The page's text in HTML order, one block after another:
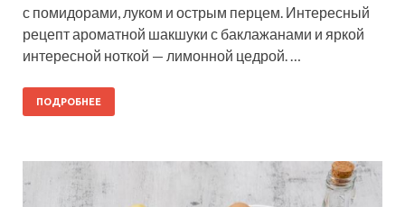
с помидорами, луком и острым перцем. Интересный
рецепт ароматной шакшуки с баклажанами и яркой
интересной ноткой — лимонной цедрой. …
ПОДРОБНЕЕ